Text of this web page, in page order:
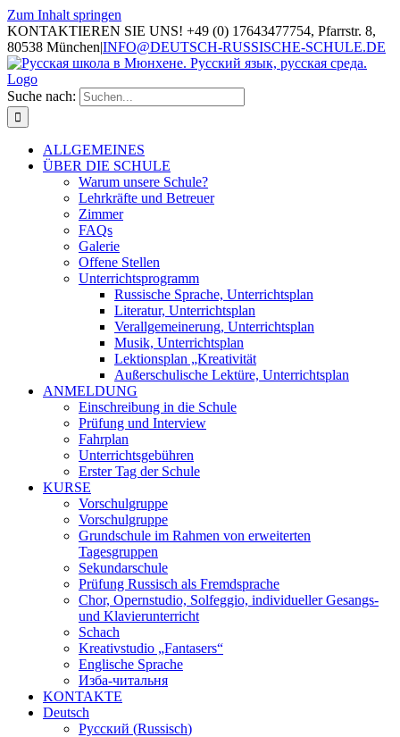
Zum Inhalt springen
KONTAKTIEREN SIE UNS! +49 (0) 17643477754, Pfarrstr. 8,
80538 München|INFO@DEUTSCH-RUSSISCHE-SCHULE.DE
Suche nach:
ALLGEMEINES
ÜBER DIE SCHULE
Warum unsere Schule?
Lehrkräfte und Betreuer
Zimmer
FAQs
Galerie
Offene Stellen
Unterrichtsprogramm
Russische Sprache, Unterrichtsplan
Literatur, Unterrichtsplan
Verallgemeinerung, Unterrichtsplan
Musik, Unterrichtsplan
Lektionsplan „Kreativität
Außerschulische Lektüre, Unterrichtsplan
ANMELDUNG
Einschreibung in die Schule
Prüfung und Interview
Fahrplan
Unterrichtsgebühren
Erster Tag der Schule
KURSE
Vorschulgruppe
Vorschulgruppe
Grundschule im Rahmen von erweiterten
Tagesgruppen
Sekundarschule
Prüfung Russisch als Fremdsprache
Chor, Opernstudio, Solfeggio, individueller Gesangs-
und Klavierunterricht
Schach
Kreativstudio „Fantasers“
Englische Sprache
Изба-читальня
KONTAKTE
Deutsch
Русский (Russisch)